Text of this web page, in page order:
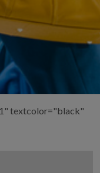
textcolor="black"